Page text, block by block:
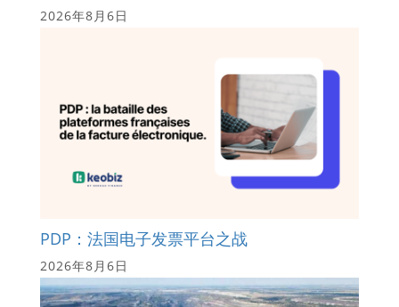
2026年8月6日
PDP：法国电子发票平台之战
2026年8月6日